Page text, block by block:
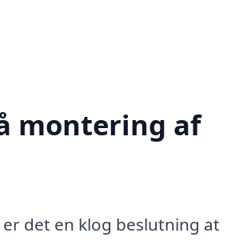
montering af
det en klog beslutning at